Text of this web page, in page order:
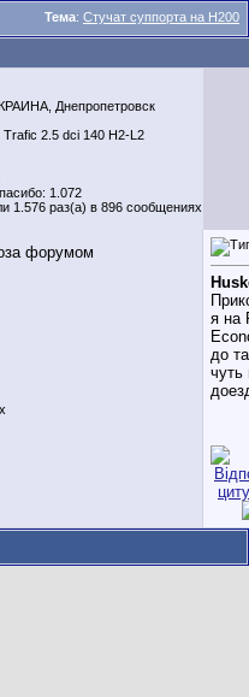
Тема: Стучат суппорта на H200
Днепропетровск
Trafic 2.5 dci 140 H2-L2
1.072
1.576 раз(а) в 896 сообщениях
я на
до
чуть